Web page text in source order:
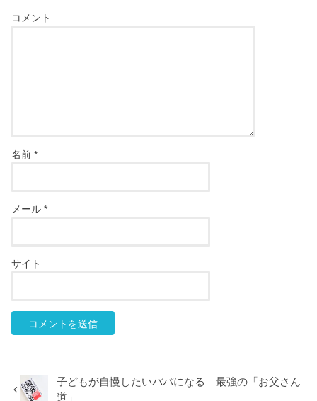
コメント
名前*
メール*
サイト
子どもが自慢したいパパになる 最強の「お父さん
道」